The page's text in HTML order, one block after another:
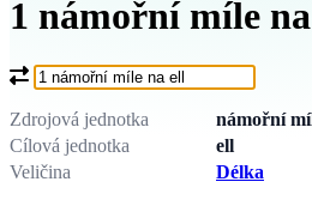
1 námořní míle
Co chcete převést?
Zdrojová jednotka
námořní
Cílová jednotka
ell
Veličina
Délka